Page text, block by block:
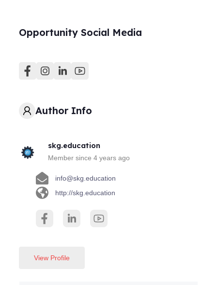
Opportunity Social Media
Author Info
skg.education
Member since 4 years ago
info@skg.education
http://skg.education
View Profile